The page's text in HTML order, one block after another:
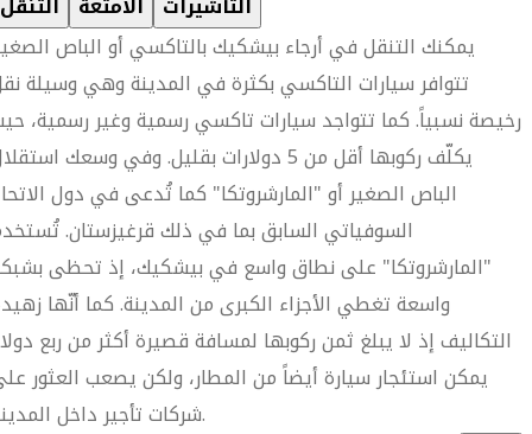
يمكنك التنقل في أرجاء بيشكيك بالتاكسي أو الباص
تتوافر سيارات التاكسي بكثرة في المدينة وهي وسيلة
رخيصة نسبياً. كما تتواجد سيارات تاكسي رسمية وغير رسمية،
يكلّف ركوبها أقل من 5 دولارات بقليل. وفي وسعك
الباص الصغير أو "المارشروتكا" كما تُدعى في دول
السوفياتي السابق بما في ذلك قرغيزستان.
"المارشروتكا" على نطاق واسع في بيشكيك، إذ تحظى
واسعة تغطي الأجزاء الكبرى من المدينة. كما أنّها
التكاليف إذ لا يبلغ ثمن ركوبها لمسافة قصيرة أكثر من ربع
يمكن استئجار سيارة أيضاً من المطار، ولكن يصعب العثور
شركات تأجير داخل المدينة.